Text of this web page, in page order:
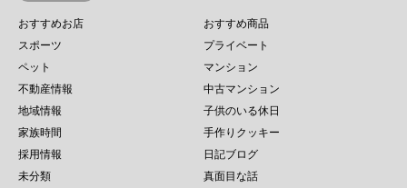
おすすめお店
おすすめ商品
スポーツ
プライベート
ペット
マンション
不動産情報
中古マンション
地域情報
子供のいる休日
家族時間
手作りクッキー
採用情報
日記ブログ
未分類
真面目な話